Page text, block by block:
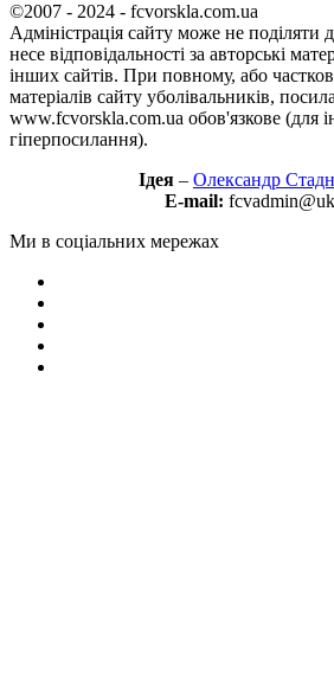
©2007 - 2024 - fcvorskla.com.ua
Адміністрація сайту може не поділяти
несе відповідальності за авторські
інших сайтів. При повному, або
матеріалів сайту уболівальників,
www.fcvorskla.com.ua обов'язкове (для
гіперпосилання).
Ідея – Олександр
E-mail:
Ми в соціальних мережах